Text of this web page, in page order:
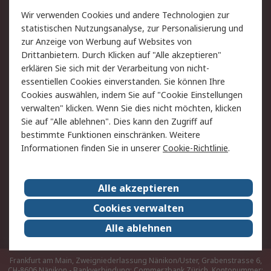
Rücksendungen
Kontakt
Hilfe
Rechtliches
AGB
Datenschutz
Cookie-Richtlinie
Zahlungsbedingungen
Copyright/Impressum
Über RS
Karriere bei RS
Nachhaltigkeit
Qualität/Umwelt/ZertifikatePresse-Center
Event-Center
Frankfurt am Main, Zweigniederlassung Nänikon/Uster, Grabenstrasse 6,
Wir verwenden Cookies und andere Technologien zur
statistischen Nutzungsanalyse, zur Personalisierung und
zur Anzeige von Werbung auf Websites von
Drittanbietern. Durch Klicken auf "Alle akzeptieren"
erklären Sie sich mit der Verarbeitung von nicht-
essentiellen Cookies einverstanden. Sie können Ihre
Cookies auswählen, indem Sie auf "Cookie Einstellungen
verwalten" klicken. Wenn Sie dies nicht möchten, klicken
Sie auf "Alle ablehnen". Dies kann den Zugriff auf
bestimmte Funktionen einschränken. Weitere
Informationen finden Sie in unsererCookie-Richtlinie.
Alle akzeptieren
Cookies verwalten
Alle ablehnen